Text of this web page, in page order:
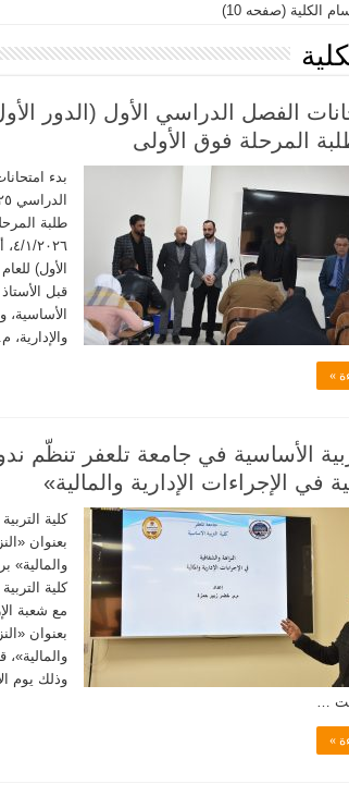
الكلية (صفحه 10)
بدء
طلبة
٤/
قبل
الأساسية،
»
الأساسية في جامعة تلعفر تنظّم
في الإجراءات الإدارية والمالية»
كلية
بعنوان
والمالية»
كلية
مع شعبة
بعنوان
…
»